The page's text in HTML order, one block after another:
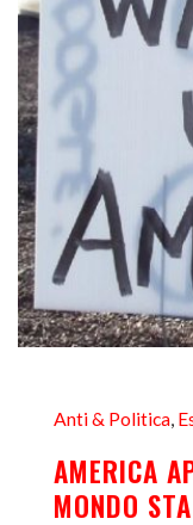
Anti & Politica,
AMERICA
MONDO